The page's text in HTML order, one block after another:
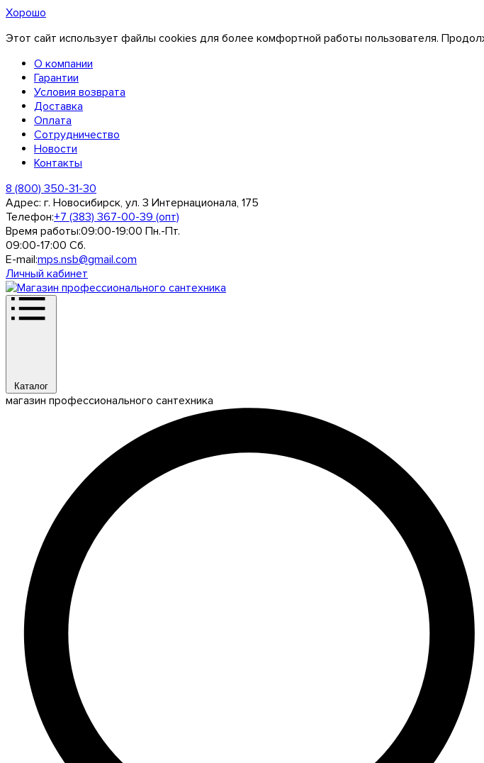
Хорошо
Этот сайт использует файлы cookies для более комфортной работы пользователя.
О компании
Гарантии
Условия возврата
Доставка
Оплата
Сотрудничество
Новости
Контакты
8 (800) 350-31-30
Адрес: г. Новосибирск, ул. 3 Интернационала, 175
Телефон:+7 (383) 367-00-39 (опт)
Время работы:09:00-19:00 Пн.-Пт.
09:00-17:00 Сб.
E-mail:mps.nsb@gmail.com
Личный кабинет
Каталог
магазин профессионального сантехника